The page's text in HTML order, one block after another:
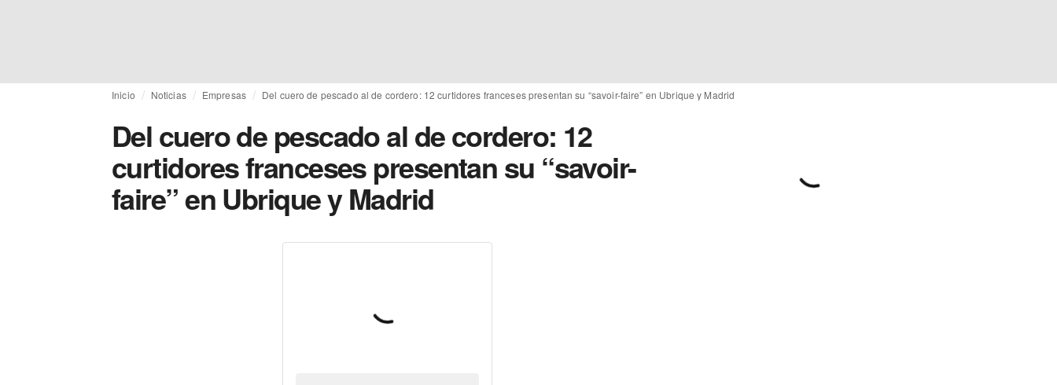
Inicio Noticias Empresas Del cuero de pescado al de cordero: 12 curtidores franceses presentan su “savoir-faire” en Ubrique y Madrid
Del cuero de pescado al de cordero: 12
curtidores franceses presentan su “savoir-
faire” en Ubrique y Madrid